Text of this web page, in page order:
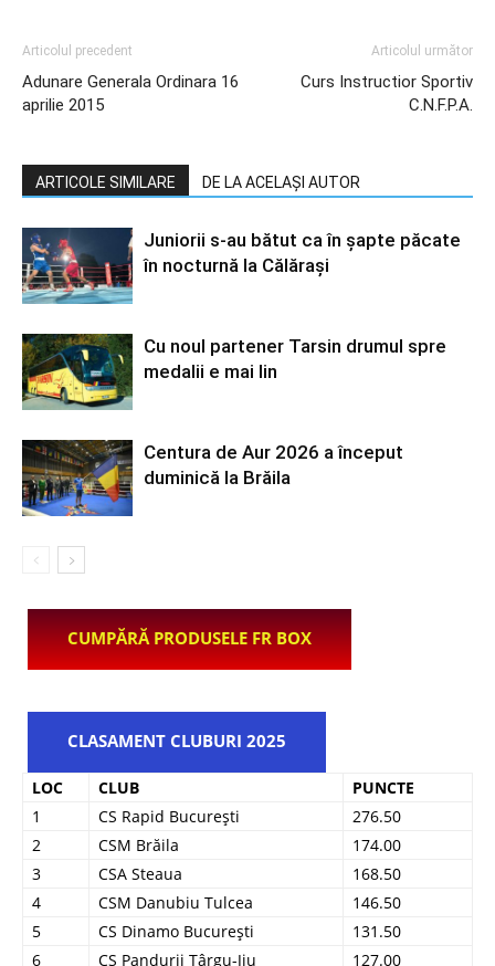
Articolul precedent
Adunare Generala Ordinara 16
aprilie 2015
Articolul următor
Curs Instructior Sportiv
C.N.F.P.A.
ARTICOLE SIMILARE DE LA ACELAȘI AUTOR
Juniorii s-au bătut ca în șapte păcate
în nocturnă la Călărași
Cu noul partener Tarsin drumul spre
medalii e mai lin
Centura de Aur 2026 a început
duminică la Brăila
CUMPĂRĂ PRODUSELE FR BOX
CLASAMENT CLUBURI 2025
LOC CLUB
PUNCTE
1
CS Rapid București
276.50
2
CSM Brăila
174.00
3
CSA Steaua
168.50
4
CSM Danubiu Tulcea
146.50
5
CS Dinamo București
131.50
6
CS Pandurii Târgu-Jiu 127.00